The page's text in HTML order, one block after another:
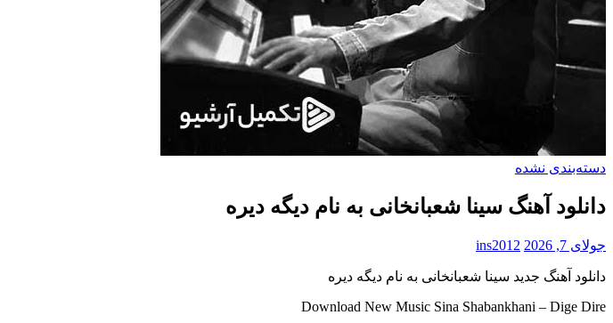
دسته‌بندی نشده
دانلود آهنگ سینا شعبانخانی به نام دیگه دیره
جولای 7, 2026 ins2012
دانلود آهنگ جدید سینا شعبانخانی به نام دیگه دیره
Download New Music Sina Shabankhani – Dige Dire